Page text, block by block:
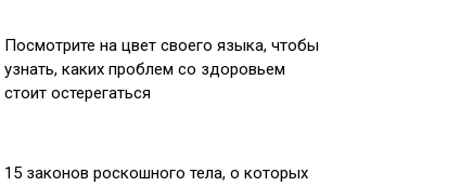
Посмотрите на цвет своего языка, чтобы
узнать, каких проблем со здоровьем
стоит остерегаться
15 законов роскошного тела, о которых